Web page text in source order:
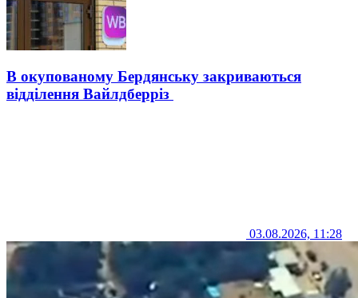
В окупованому Бердянську закриваються
відділення Вайлдберріз
03.08.2026, 11:28